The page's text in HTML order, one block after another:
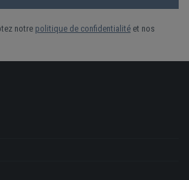
notre politique de confidentialité et nos